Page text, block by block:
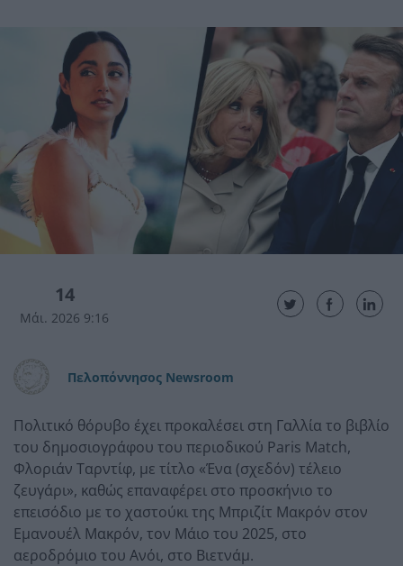
14
Μάι. 2026 9:16
Πελοπόννησος Newsroom
Πολιτικό θόρυβο έχει προκαλέσει στη Γαλλία το βιβλίο
του δημοσιογράφου του περιοδικού Paris Match,
Φλοριάν Ταρντίφ, με τίτλο «Ένα (σχεδόν) τέλειο
ζευγάρι», καθώς επαναφέρει στο προσκήνιο το
επεισόδιο με το χαστούκι της Μπριζίτ Μακρόν στον
Εμανουέλ Μακρόν, τον Μάιο του 2025, στο
αεροδρόμιο του Ανόι, στο Βιετνάμ.